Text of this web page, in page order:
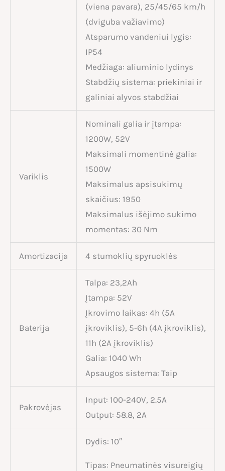
(viena pavara), 25/45/65 km/h
(dviguba važiavimo)
Atsparumo vandeniui lygis:
IP54
Medžiaga: aliuminio lydinys
Stabdžių sistema: priekiniai ir
galiniai alyvos stabdžiai
Variklis
Nominali galia ir įtampa:
1200W, 52V
Maksimali momentinė galia:
1500W
Maksimalus apsisukimų
skaičius: 1950
Maksimalus išėjimo sukimo
momentas: 30 Nm
Amortizacija 4 stumoklių spyruoklės
Baterija
Talpa: 23,2Ah
Įtampa: 52V
Įkrovimo laikas: 4h (5A
įkroviklis), 5-6h (4A įkroviklis),
11h (2A įkroviklis)
Galia: 1040 Wh
Apsaugos sistema: Taip
Pakrovėjas
Input: 100-240V, 2.5A
Output: 58.8, 2A
Dydis: 10″
Tipas: Pneumatinės visureigių